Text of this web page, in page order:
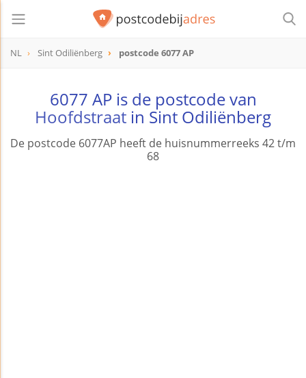
NL Sint Odiliënberg postcode 6077 AP
6077 AP is de postcode van
Hoofdstraat in Sint Odiliënberg
De postcode 6077AP heeft de huisnummerreeks 42 t/m
68